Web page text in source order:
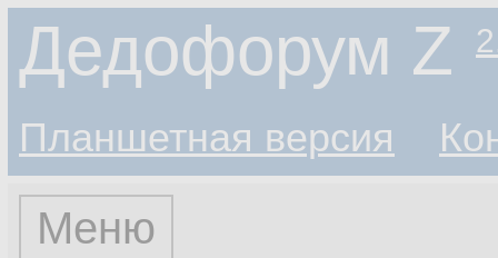
Дедофорум Z
Планшетная версия
Меню